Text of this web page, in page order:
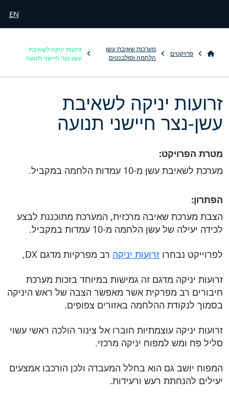
EN
פרויקטים
מערכות שאיבת עשן
הלחמה וסולבנטים
זרועות יניקה לשאיבת
עשן-נצר חיישני תנועה
זרועות יניקה לשאיבת
עשן-נצר חיישני תנועה
מטרת הפרויקט:
מערכת לשאיבת עשן מ-10 עמדות הלחמה במקביל.
הפתרון:
הצבת מערכת שאיבה מרכזית, המערכת מתוכננת לבצע
לכידה יעילה של עשן הלחמה מ-10 עמדות במקביל.
לפרוייקט נבחרו זרועות יניקה רב מפרקיות מדגם DX,
זרועות יניקה מדגם זה גמישות במיוחד בזכות מערכת
חיבורים רב מפרקית אשר מאפשר הצבה של ראש היניקה
בסמוך לנקודת ההלחמה באזורים צפופים.
זרועות יניקה עוצמתיות חוברו אל צינור הולכה ראשי עשוי
סליל פח ומש למפוח יניקה מרכזי.
המפוח יושב גם הוא בחלל המעבדה ולכן הורכבו אמצעים
יעילים להנחתת רעש ורעידות.